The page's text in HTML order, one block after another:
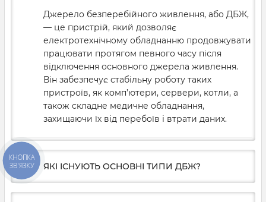
Джерело безперебійного живлення, або ДБЖ,
— це пристрій, який дозволяє
електротехнічному обладнанню продовжувати
працювати протягом певного часу після
відключення основного джерела живлення.
Він забезпечує стабільну роботу таких
пристроїв, як комп’ютери, сервери, котли, а
також складне медичне обладнання,
захищаючи їх від перебоїв і втрати даних.
ЯКІ ІСНУЮТЬ ОСНОВНІ ТИПИ ДБЖ?
КНОПКА
ЗВ'ЯЗКУ